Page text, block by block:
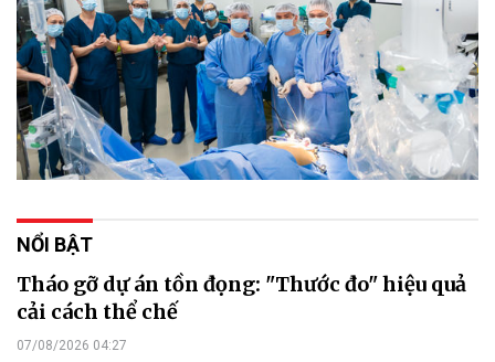
NỔI BẬT
Tháo gỡ dự án tồn đọng: "Thước đo" hiệu quả
cải cách thể chế
07/08/2026 04:27